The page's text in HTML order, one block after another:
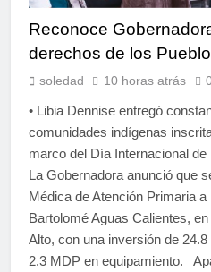
Reconoce
derechos de los
soledad 10 horas atrás
• Libia Dennise entregó
comunidades indígenas
marco del Día Internacional
La Gobernadora anunció que
Médica de Atención Primaria
Bartolomé Aguas Calientes,
Alto, con una inversión de
2.3 MDP en equipamiento.